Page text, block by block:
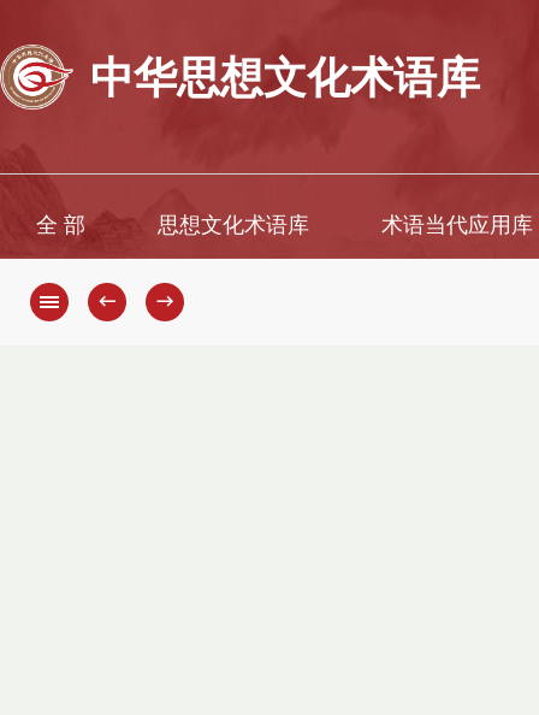
中华思想文化术语库
全 部 思想文化术语库 术语当代应用库
← →